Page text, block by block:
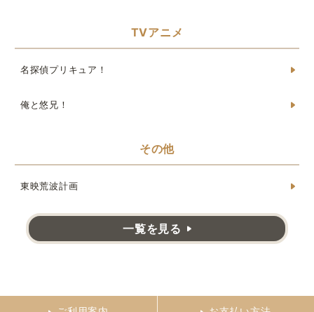
TVアニメ
名探偵プリキュア！
俺と悠兄！
その他
東映荒波計画
一覧を見る